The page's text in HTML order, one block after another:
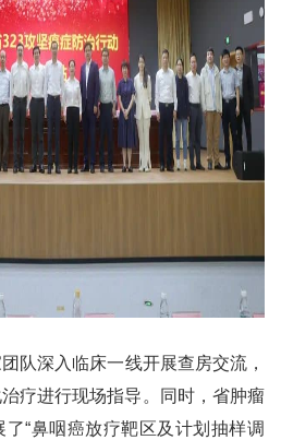
队深入临床一线开展查房交流，
疗进行现场指导。同时，省肿瘤
“鼻咽癌放疗靶区及计划抽样调